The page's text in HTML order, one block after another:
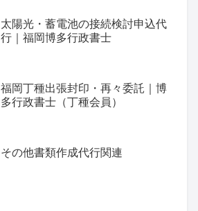
太陽光・蓄電池の接続検討申込代
行｜福岡博多行政書士
福岡丁種出張封印・再々委託｜博
多行政書士（丁種会員）
その他書類作成代行関連